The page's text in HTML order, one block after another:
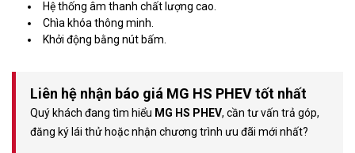
Hệ thống âm thanh chất lượng cao.
Chìa khóa thông minh.
Khởi động bằng nút bấm.
Liên hệ nhận báo giá MG HS PHEV tốt nhất
Quý khách đang tìm hiểu MG HS PHEV, cần tư vấn trả góp,
đăng ký lái thử hoặc nhận chương trình ưu đãi mới nhất?